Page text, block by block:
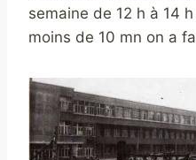
semaine de 12 h à 14
moins de 10 mn on a